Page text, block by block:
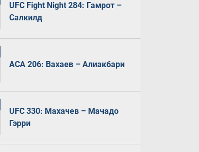
UFC Fight Night 284: Гамрот –
Салкилд
ACA 206: Вахаев – Алиакбари
UFC 330: Махачев – Мачадо
Гэрри